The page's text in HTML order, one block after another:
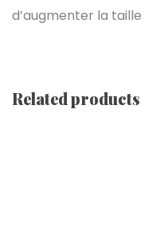
d’augmenter la taille
Related products